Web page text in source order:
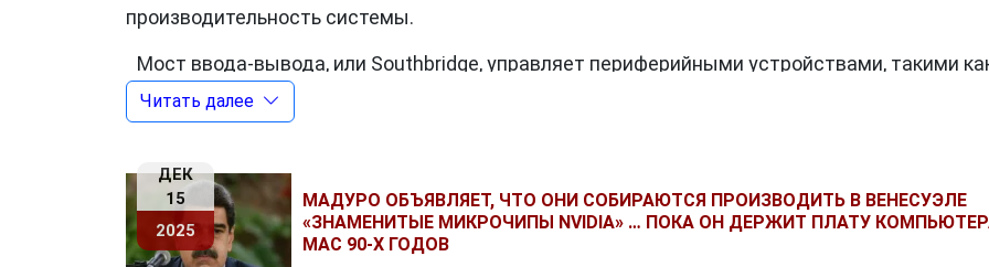
производительность системы.
Мост ввода-вывода, или Southbridge, управляет периферийными устройствами, такими
жесткие диски, USB-порты, аудио- и сетевые карты. Он также отвечает за взаимодействие
внешними устройствами.
Как работает чипсет?
Чипсетфункционирует благодаря множеству маленьких электронных компонентов, таких
Читать далее
ДЕК
15
2025
МАДУРО ОБЪЯВЛЯЕТ, ЧТО ОНИ СОБИРАЮТСЯ ПРОИЗВОДИТЬ В ВЕНЕСУЭЛЕ
«ЗНАМЕНИТЫЕ МИКРОЧИПЫ NVIDIA» … ПОКА ОН ДЕРЖИТ ПЛАТУ
MAC 90-Х ГОДОВ